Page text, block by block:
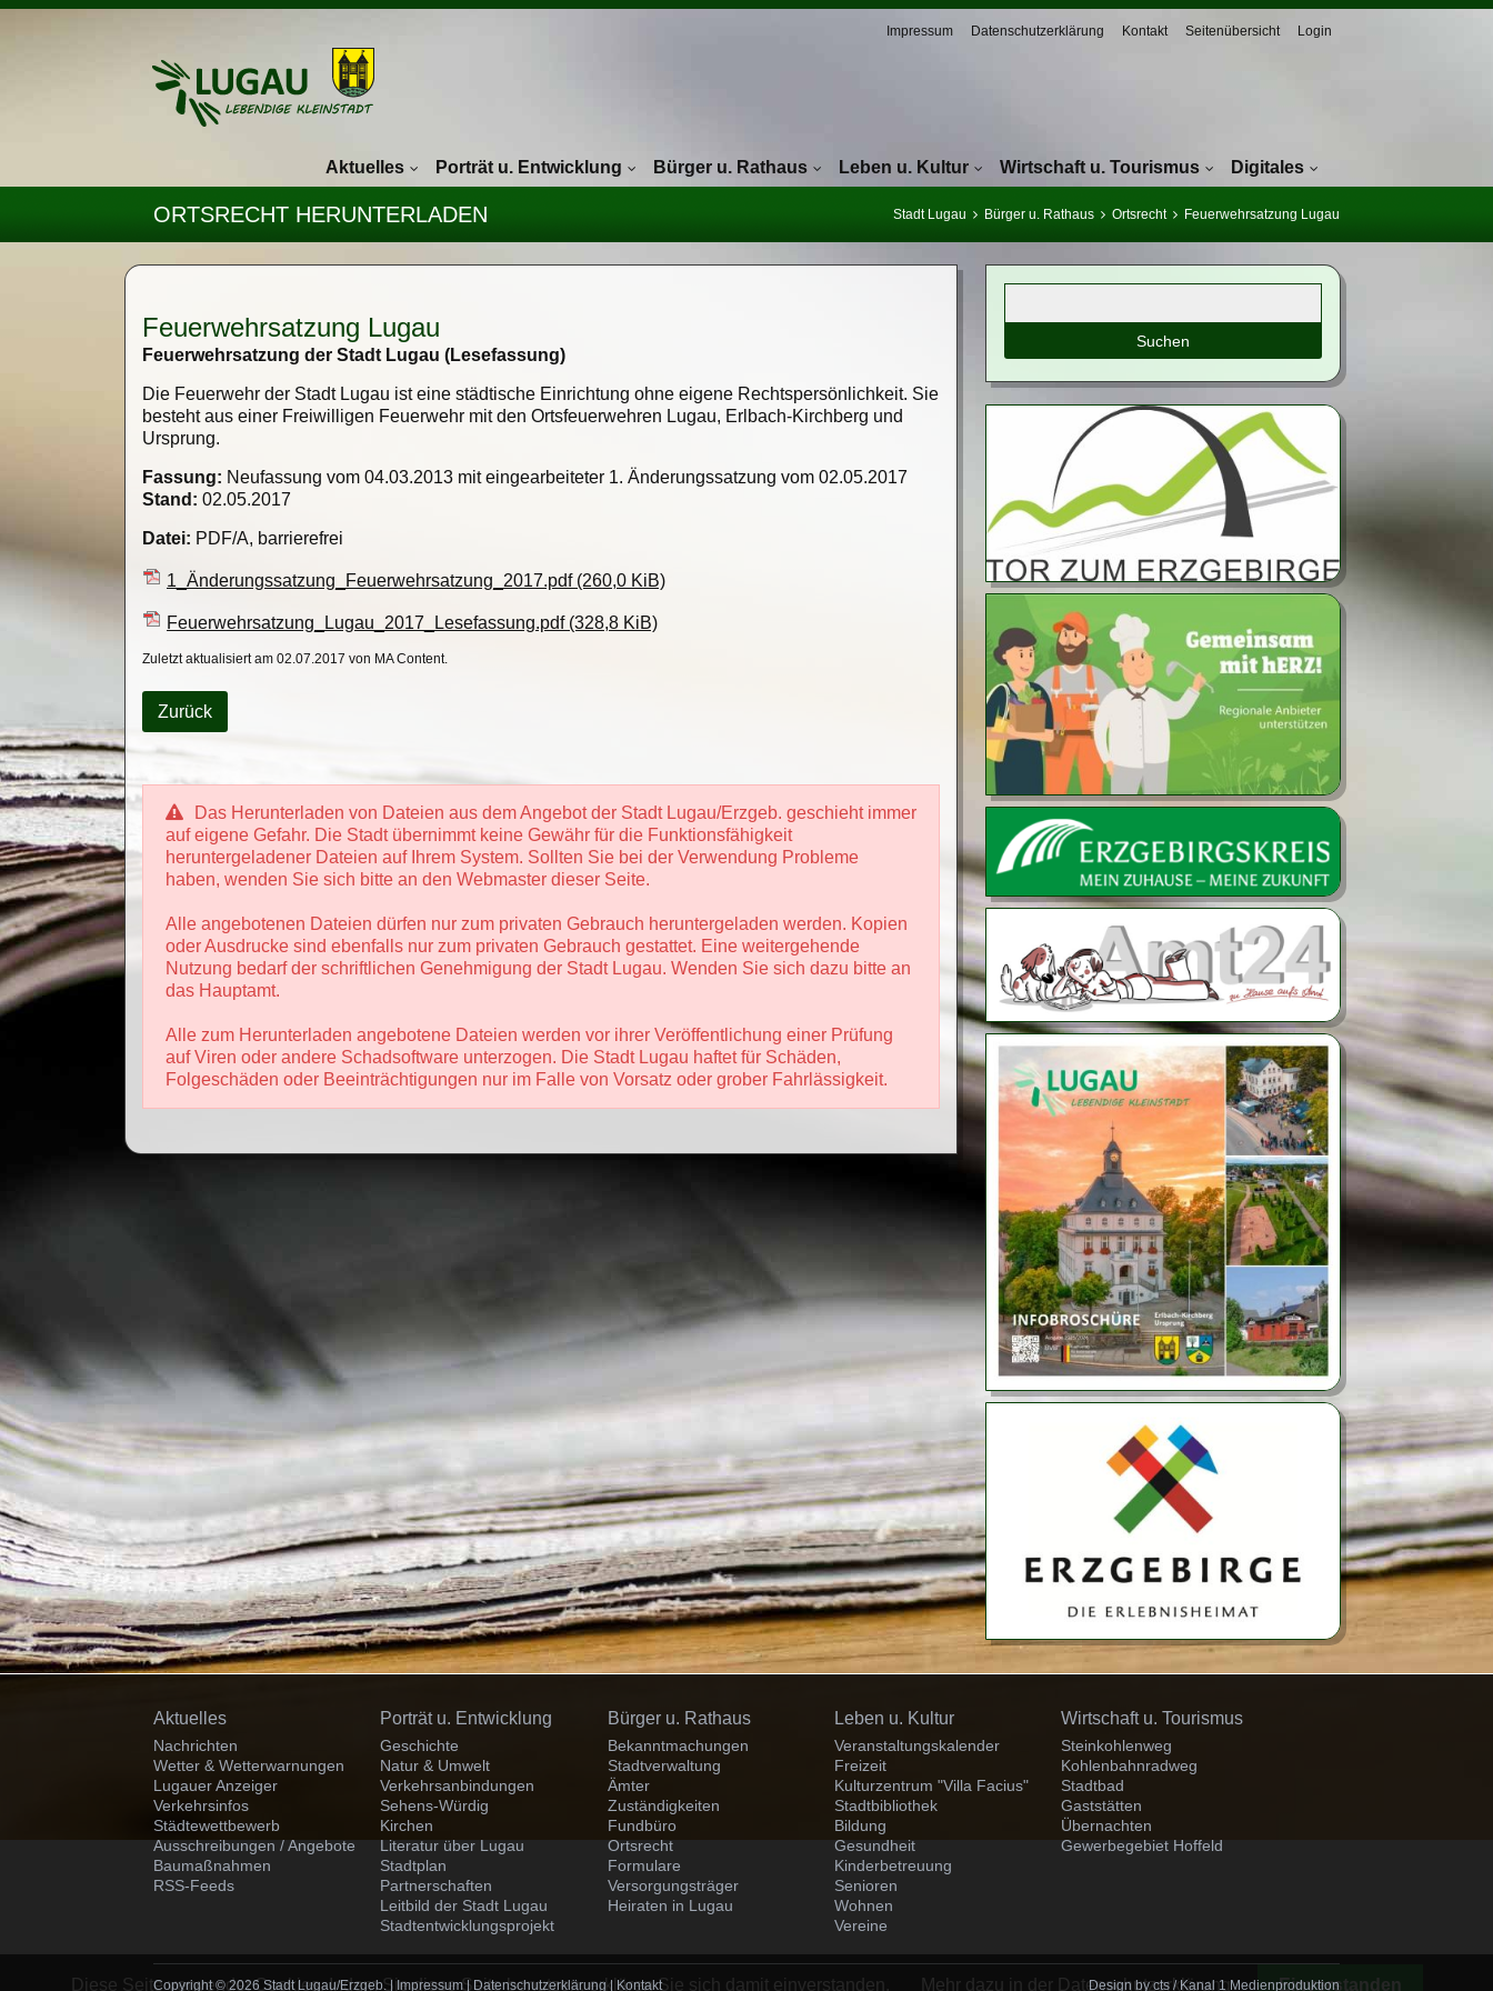
Impressum Datenschutzerklärung Kontakt Seitenübersicht Login
Aktuelles
Porträt u. Entwicklung Bürger u. Rathaus Leben u. Kultur Wirtschaft u. Tourismus Digitales
ORTSRECHT HERUNTERLADEN Stadt Lugau Bürger u. Rathaus Ortsrecht Feuerwehrsatzung Lugau
Feuerwehrsatzung Lugau
Feuerwehrsatzung der Stadt Lugau (Lesefassung)
Die Feuerwehr der Stadt Lugau ist eine städtische Einrichtung ohne eigene Rechtspersönlichkeit. Sie
besteht aus einer Freiwilligen Feuerwehr mit den Ortsfeuerwehren Lugau, Erlbach-Kirchberg und
Ursprung.
Fassung: Neufassung vom 04.03.2013 mit eingearbeiteter 1. Änderungssatzung vom 02.05.2017
Stand: 02.05.2017
Datei: PDF/A, barrierefrei
1_Änderungssatzung_Feuerwehrsatzung_2017.pdf (260,0 KiB)
Feuerwehrsatzung_Lugau_2017_Lesefassung.pdf (328,8 KiB)
Zuletzt aktualisiert am 02.07.2017 von MA Content.
Zurück
Das Herunterladen von Dateien aus dem Angebot der Stadt Lugau/Erzgeb. geschieht immer
auf eigene Gefahr. Die Stadt übernimmt keine Gewähr für die Funktionsfähigkeit
heruntergeladener Dateien auf Ihrem System. Sollten Sie bei der Verwendung Probleme
haben, wenden Sie sich bitte an den Webmaster dieser Seite.
Alle angebotenen Dateien dürfen nur zum privaten Gebrauch heruntergeladen werden. Kopien
oder Ausdrucke sind ebenfalls nur zum privaten Gebrauch gestattet. Eine weitergehende
Nutzung bedarf der schriftlichen Genehmigung der Stadt Lugau. Wenden Sie sich dazu bitte an
das Hauptamt.
Alle zum Herunterladen angebotene Dateien werden vor ihrer Veröffentlichung einer Prüfung
auf Viren oder andere Schadsoftware unterzogen. Die Stadt Lugau haftet für Schäden,
Folgeschäden oder Beeinträchtigungen nur im Falle von Vorsatz oder grober Fahrlässigkeit.
Navigation
überspringen
Aktuelles
Nachrichten
Wetter & Wetterwarnungen
Lugauer Anzeiger
Verkehrsinfos
Städtewettbewerb
Ausschreibungen / Angebote
Baumaßnahmen
RSS-Feeds
Navigation
überspringen
Porträt u. Entwicklung
Geschichte
Natur & Umwelt
Verkehrsanbindungen
Sehens-Würdig
Kirchen
Literatur über Lugau
Stadtplan
Partnerschaften
Leitbild der Stadt Lugau
Stadtentwicklungsprojekt
Navigation
überspringen
Bürger u. Rathaus
Bekanntmachungen
Stadtverwaltung
Ämter
Zuständigkeiten
Fundbüro
Ortsrecht
Formulare
Versorgungsträger
Heiraten in Lugau
Navigation
überspringen
Leben u. Kultur
Veranstaltungskalender
Freizeit
Kulturzentrum "Villa Facius"
Stadtbibliothek
Bildung
Gesundheit
Kinderbetreuung
Senioren
Wohnen
Vereine
Navigation
überspringen
Wirtschaft u. Tourismus
Steinkohlenweg
Kohlenbahnradweg
Stadtbad
Gaststätten
Übernachten
Gewerbegebiet Hoffeld
Copyright © 2026 Stadt Lugau/Erzgeb. |Impressum| Datenschutzerklärung| Kontakt Design bycts/ Kanal 1 Medienproduktion
Diese Seite verwendet Cookies. Indem Sie diese Seite benutzen, erklären Sie sich damit einverstanden. Mehr dazu in der Datenschutzerklärung Einverstanden